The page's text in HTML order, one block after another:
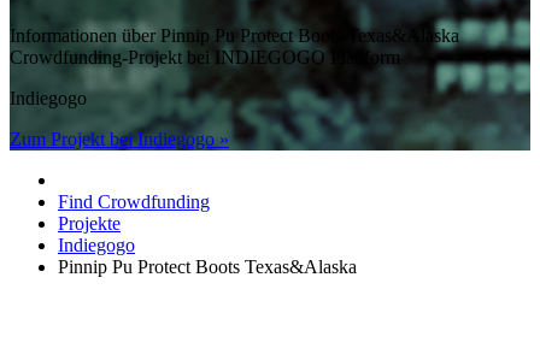
Informationen über Pinnip Pu Protect Boots Texas&Alaska
Crowdfunding-Projekt bei INDIEGOGO Plattform
Indiegogo
Zum Projekt bei Indiegogo »
Find Crowdfunding
Projekte
Indiegogo
Pinnip Pu Protect Boots Texas&Alaska